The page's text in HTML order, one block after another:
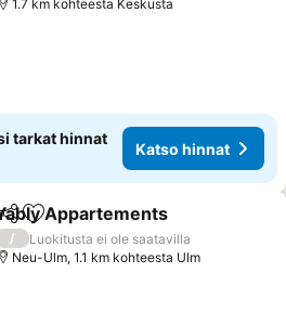
1.7 km kohteesta Keskusta
tarkat hinnat
Katso hinnat
Jaa Lisää suosikkeihin
Appartements
/
Luokitusta ei ole saatavilla
Neu-Ulm, 1.1 km kohteesta Ulm